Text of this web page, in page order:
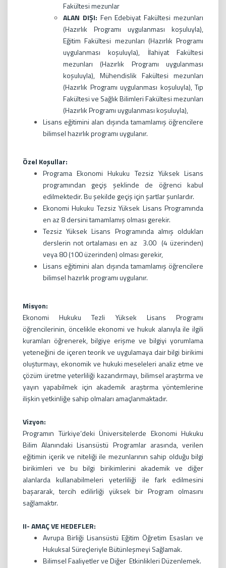
Fakültesi mezunlar
ALAN DIŞI: Fen Edebiyat Fakültesi mezunları
(Hazırlık Programı uygulanması koşuluyla),
Eğitim Fakültesi mezunları (Hazırlık Programı
uygulanması koşuluyla), İlahiyat Fakültesi
mezunları (Hazırlık Programı uygulanması
koşuluyla), Mühendislik Fakültesi mezunları
(Hazırlık Programı uygulanması koşuluyla), Tıp
Fakültesi ve Sağlık Bilimleri Fakültesi mezunları
(Hazırlık Programı uygulanması koşuluyla),
Lisans eğitimini alan dışında tamamlamış öğrencilere
bilimsel hazırlık programı uygulanır.
Özel Koşullar:
Programa Ekonomi Hukuku Tezsiz Yüksek Lisans
programından geçiş şeklinde de öğrenci kabul
edilmektedir. Bu şekilde geçiş için şartlar şunlardır.
Ekonomi Hukuku Tezsiz Yüksek Lisans Programında
en az 8 dersini tamamlamış olması gerekir.
Tezsiz Yüksek Lisans Programında almış oldukları
derslerin not ortalaması en az 3.00 (4 üzerinden)
veya 80 (100 üzerinden) olması gerekir,
Lisans eğitimini alan dışında tamamlamış öğrencilere
bilimsel hazırlık programı uygulanır.
Misyon:
Ekonomi Hukuku Tezli Yüksek Lisans Programı
öğrencilerinin, öncelikle ekonomi ve hukuk alanıyla ile ilgili
kuramları öğrenerek, bilgiye erişme ve bilgiyi yorumlama
yeteneğini de içeren teorik ve uygulamaya dair bilgi birikimi
oluşturmayı, ekonomik ve hukuki meseleleri analiz etme ve
çözüm üretme yeterliliği kazandırmayı, bilimsel araştırma ve
yayın yapabilmek için akademik araştırma yöntemlerine
ilişkin yetkinliğe sahip olmaları amaçlanmaktadır.
Vizyon:
Programın Türkiye’deki Üniversitelerde Ekonomi Hukuku
Bilim Alanındaki Lisansüstü Programlar arasında, verilen
eğitimin içerik ve niteliği ile mezunlarının sahip olduğu bilgi
birikimleri ve bu bilgi birikimlerini akademik ve diğer
alanlarda kullanabilmeleri yeterliliği ile fark edilmesini
başararak, tercih edilirliği yüksek bir Program olmasını
sağlamaktır.
II- AMAÇ VE HEDEFLER:
Avrupa Birliği Lisansüstü Eğitim Öğretim Esasları ve
Hukuksal Süreçleriyle Bütünleşmeyi Sağlamak.
Bilimsel Faaliyetler ve Diğer Etkinlikleri Düzenlemek.